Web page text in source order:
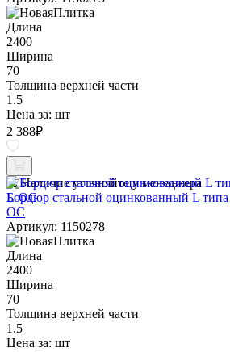
Длина
2400
Ширина
70
Толщина верхней части
1.5
Цена за: шт
2 388₽
Наличие уточняйте у менеджера
Бордюр стальной оцинкованный L
ОС
Артикул: 1150278
Длина
2400
Ширина
70
Толщина верхней части
1.5
Цена за: шт